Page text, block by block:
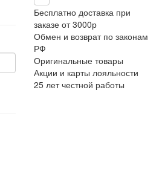
Бесплатно доставка при
заказе от 3000р
Обмен и возврат по законам
РФ
Оригинальные товары
Акции и карты лояльности
25 лет честной работы